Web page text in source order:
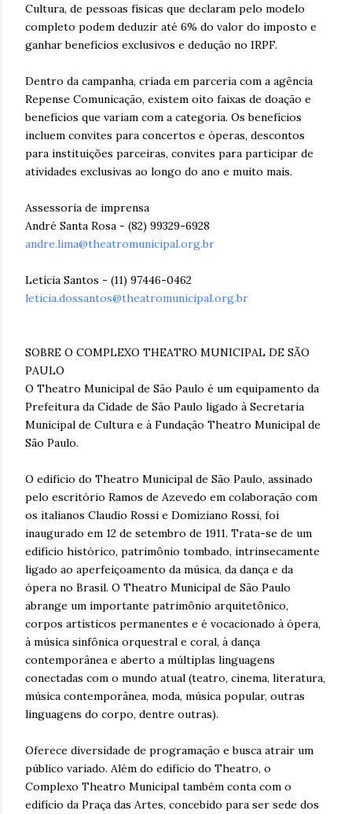
Cultura, de pessoas físicas que declaram pelo modelo
completo podem deduzir até 6% do valor do imposto e
ganhar benefícios exclusivos e dedução no IRPF.
Dentro da campanha, criada em parceria com a agência
Repense Comunicação, existem oito faixas de doação e
benefícios que variam com a categoria. Os benefícios
incluem convites para concertos e óperas, descontos
para instituições parceiras, convites para participar de
atividades exclusivas ao longo do ano e muito mais.
Assessoria de imprensa
André Santa Rosa - (82) 99329-6928
andre.lima@theatromunicipal.org.br
Letícia Santos - (11) 97446-0462
leticia.dossantos@theatromunicipal.org.br
SOBRE O COMPLEXO THEATRO MUNICIPAL DE SÃO
PAULO
O Theatro Municipal de São Paulo é um equipamento da
Prefeitura da Cidade de São Paulo ligado à Secretaria
Municipal de Cultura e à Fundação Theatro Municipal de
São Paulo.
O edifício do Theatro Municipal de São Paulo, assinado
pelo escritório Ramos de Azevedo em colaboração com
os italianos Claudio Rossi e Domiziano Rossi, foi
inaugurado em 12 de setembro de 1911. Trata-se de um
edifício histórico, patrimônio tombado, intrinsecamente
ligado ao aperfeiçoamento da música, da dança e da
ópera no Brasil. O Theatro Municipal de São Paulo
abrange um importante patrimônio arquitetônico,
corpos artísticos permanentes e é vocacionado à ópera,
à música sinfônica orquestral e coral, à dança
contemporânea e aberto a múltiplas linguagens
conectadas com o mundo atual (teatro, cinema, literatura,
música contemporânea, moda, música popular, outras
linguagens do corpo, dentre outras).
Oferece diversidade de programação e busca atrair um
público variado. Além do edifício do Theatro, o
Complexo Theatro Municipal também conta com o
edifício da Praça das Artes, concebido para ser sede dos